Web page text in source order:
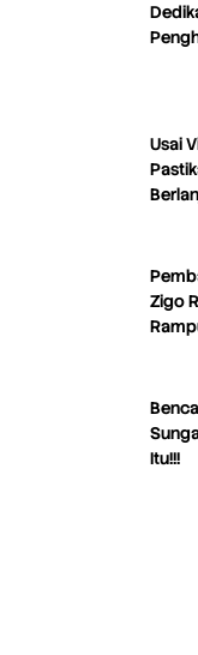
Usai
Zigo
Itu!!!